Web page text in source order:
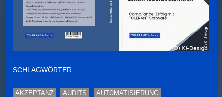
SCHLAGWÖRTER
AKZEPTANZ AUDITS
AUTOMATISIERUNG